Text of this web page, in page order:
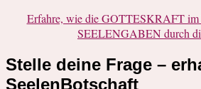
Erfahre, wie die GOTTESKRAFT im
SEELENGABEN durch
Stelle deine Frage –
SeelenBotschaft